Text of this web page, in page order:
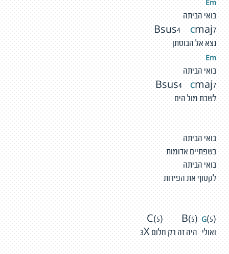
Em
בואי הביתה
Bsus4
Cmaj7
נצא אל הבוסתן
Em
בואי הביתה
Bsus4
Cmaj7
לשבת מול הים
בואי הביתה
בשפתיים אדומות
בואי הביתה
לקטוף את הפירות
C(5) B(5) G(5)
ואולי היה זה רק חלום 3X